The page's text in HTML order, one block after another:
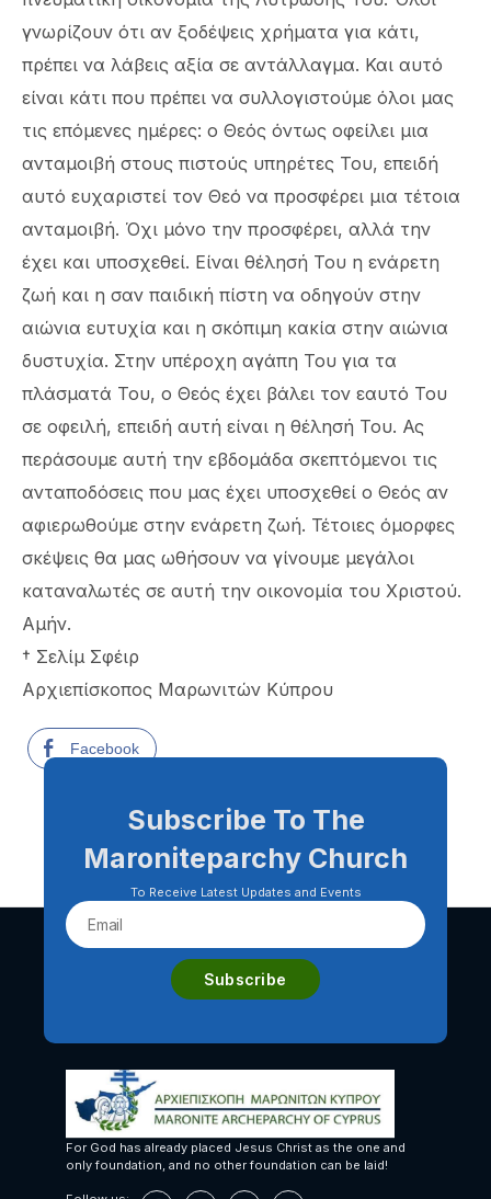
γνωρίζουν ότι αν ξοδέψεις χρήματα για κάτι,
πρέπει να λάβεις αξία σε αντάλλαγμα. Και αυτό
είναι κάτι που πρέπει να συλλογιστούμε όλοι μας
τις επόμενες ημέρες: ο Θεός όντως οφείλει μια
ανταμοιβή στους πιστούς υπηρέτες Του, επειδή
αυτό ευχαριστεί τον Θεό να προσφέρει μια τέτοια
ανταμοιβή. Όχι μόνο την προσφέρει, αλλά την
έχει και υποσχεθεί. Είναι θέλησή Του η ενάρετη
ζωή και η σαν παιδική πίστη να οδηγούν στην
αιώνια ευτυχία και η σκόπιμη κακία στην αιώνια
δυστυχία. Στην υπέροχη αγάπη Του για τα
πλάσματά Του, ο Θεός έχει βάλει τον εαυτό Του
σε οφειλή, επειδή αυτή είναι η θέλησή Του. Ας
περάσουμε αυτή την εβδομάδα σκεπτόμενοι τις
ανταποδόσεις που μας έχει υποσχεθεί ο Θεός αν
αφιερωθούμε στην ενάρετη ζωή. Τέτοιες όμορφες
σκέψεις θα μας ωθήσουν να γίνουμε μεγάλοι
καταναλωτές σε αυτή την οικονομία του Χριστού.
Αμήν.
† Σελίμ Σφέιρ
Αρχιεπίσκοπος Μαρωνιτών Κύπρου
Facebook
Subscribe To The
Maroniteparchy Church
To Receive Latest Updates and Events
For God has already placed Jesus Christ as the one and
only foundation, and no other foundation can be laid!